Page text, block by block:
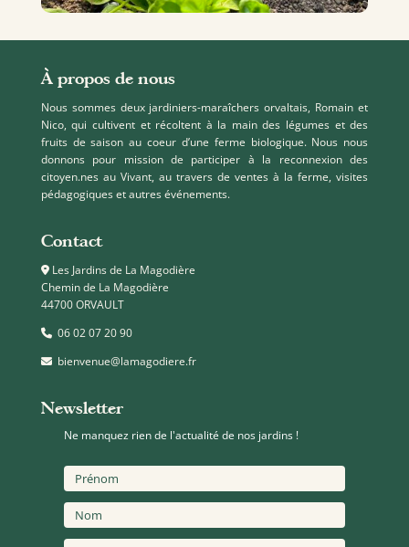
À propos de nous
Nous sommes deux jardiniers-maraîchers orvaltais, Romain et
Nico, qui cultivent et récoltent à la main des légumes et des
fruits de saison au coeur d’une ferme biologique. Nous nous
donnons pour mission de participer à la reconnexion des
citoyen.nes au Vivant, au travers de ventes à la ferme, visites
pédagogiques et autres événements.
Contact
Les Jardins de La Magodière
Chemin de La Magodière
44700 ORVAULT
06 02 07 20 90
bienvenue@lamagodiere.fr
Newsletter
Ne manquez rien de l'actualité de nos jardins !